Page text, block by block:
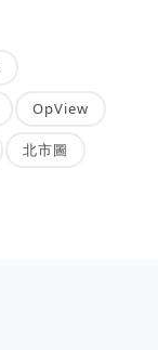
OpView
北市圖